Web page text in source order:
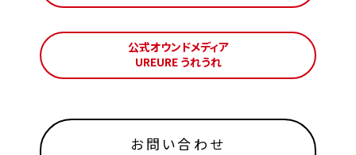
公式オウンドメディア
UREURE うれうれ
お問い合わせ